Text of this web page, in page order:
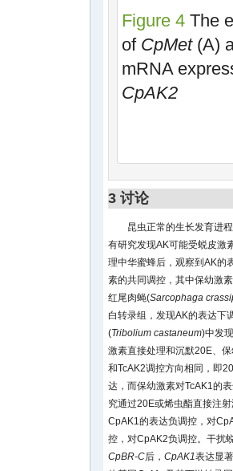
Figure 4 The
of CpMet(A)
mRNA
CpAK2
3 讨论
昆虫正常的生长发育进
有研究发现AK可能受蜕皮激
理中华蜜蜂后，观察到AK的
素的共同调控，其中保幼激
红尾肉蝇(Sarcophaga
白转录组，发现AK的表达下
(Tribolium castaneum)中发
激素直接处理和沉默20E、
和TcAK2调控方向相同，即
达，而保幼激素对TcAK1的
究通过20E或烯虫酯直接注
CpAK1的表达负调控，对
控，对CpAK2负调控。干扰
CpBR-C后， CpAK1表达显